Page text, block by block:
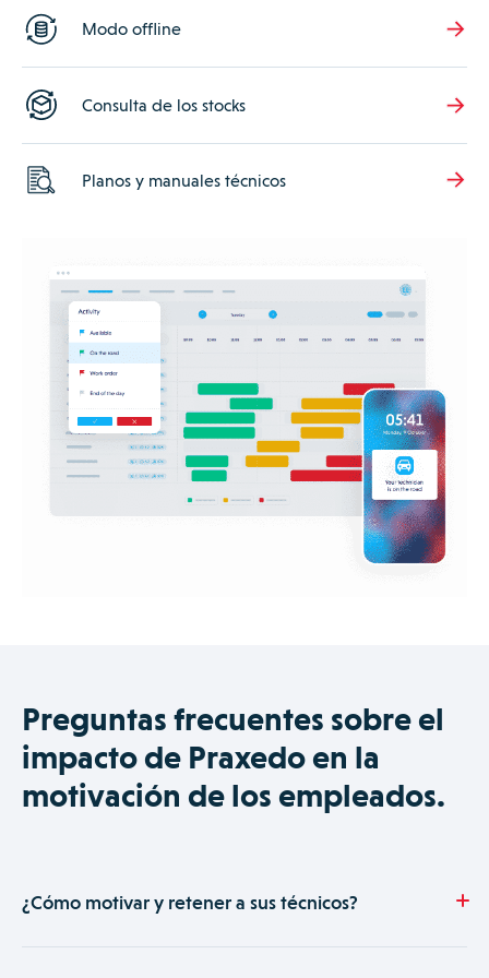
Modo offline
Consulta de los stocks
Planos y manuales técnicos
Preguntas frecuentes sobre el
impacto de Praxedo en la
motivación de los empleados.
¿Cómo motivar y retener a sus técnicos?